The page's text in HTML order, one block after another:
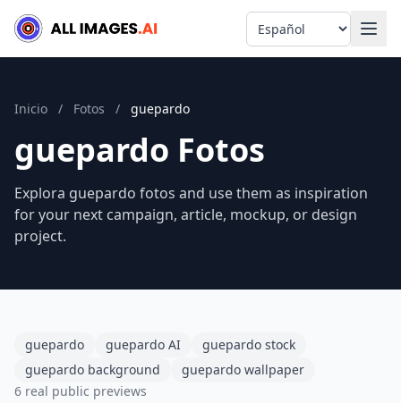
Language
Inicio / Fotos / guepardo
guepardo Fotos
Explora guepardo fotos and use them as inspiration
for your next campaign, article, mockup, or design
project.
guepardo guepardo AI
guepardo stock
guepardo background
guepardo wallpaper
6 real public previews